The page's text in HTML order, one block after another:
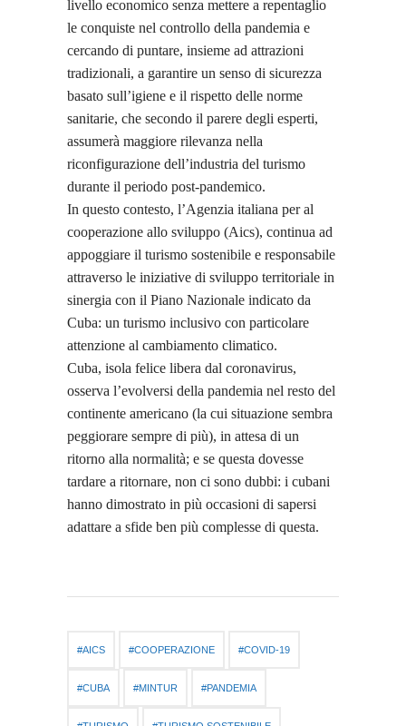
livello economico senza mettere a repentaglio
le conquiste nel controllo della pandemia e
cercando di puntare, insieme ad attrazioni
tradizionali, a garantire un senso di sicurezza
basato sull’igiene e il rispetto delle norme
sanitarie, che secondo il parere degli esperti,
assumerà maggiore rilevanza nella
riconfigurazione dell’industria del turismo
durante il periodo post-pandemico.
In questo contesto, l’Agenzia italiana per al
cooperazione allo sviluppo (Aics), continua ad
appoggiare il turismo sostenibile e responsabile
attraverso le iniziative di sviluppo territoriale in
sinergia con il Piano Nazionale indicato da
Cuba: un turismo inclusivo con particolare
attenzione al cambiamento climatico.
Cuba, isola felice libera dal coronavirus,
osserva l’evolversi della pandemia nel resto del
continente americano (la cui situazione sembra
peggiorare sempre di più), in attesa di un
ritorno alla normalità; e se questa dovesse
tardare a ritornare, non ci sono dubbi: i cubani
hanno dimostrato in più occasioni di sapersi
adattare a sfide ben più complesse di questa.
AICS COOPERAZIONE COVID-19
CUBA MINTUR PANDEMIA